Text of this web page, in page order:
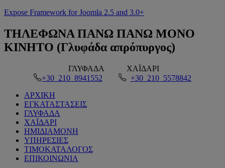
Expose Framework for Joomla 2.5 and 3.0+
ΤΗΛΕΦΩΝΑ ΠΑΝΩ ΠΑΝΩ ΜΟΝΟ
ΚΙΝΗΤΟ (Γλυφάδα απρόπυργος)
ΓΛΥΦΑΔΑ ΧΑΪΔΑΡΙ
+30 210 8941552 +30 210 5578842
ΑΡΧΙΚΗ
ΕΓΚΑΤΑΣΤΑΣΕΙΣ
ΓΛΥΦΑΔΑ
ΧΑΪΔΑΡΙ
ΗΜΙΔΙΑΜΟΝΗ
ΥΠΗΡΕΣΙΕΣ
ΤΙΜΟΚΑΤΑΛΟΓΟΣ
ΕΠΙΚΟΙΝΩΝΙΑ